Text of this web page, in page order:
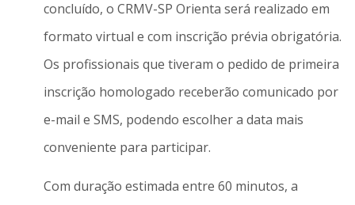
concluído, o CRMV-SP Orienta será realizado em
formato virtual e com inscrição prévia obrigatória.
Os profissionais que tiveram o pedido de primeira
inscrição homologado receberão comunicado por
e-mail e SMS, podendo escolher a data mais
conveniente para participar.
Com duração estimada entre 60 minutos, a